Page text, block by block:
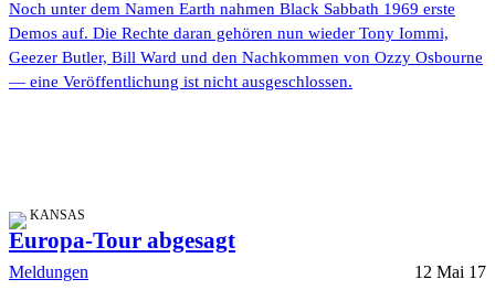
Noch unter dem Namen Earth nahmen Black Sabbath 1969 erste
Demos auf. Die Rechte daran gehören nun wieder Tony Iommi,
Geezer Butler, Bill Ward und den Nachkommen von Ozzy Osbourne
— eine Veröffentlichung ist nicht ausgeschlossen.
KANSAS
Europa-Tour abgesagt
Meldungen 12 Mai 17